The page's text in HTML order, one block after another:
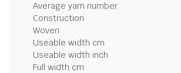
Average yarn number
Construction
Woven
Useable width cm
Useable width inch
Full width cm